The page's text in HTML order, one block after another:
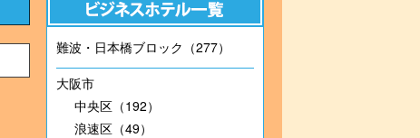
難波・日本橋ブロック（277）
大阪市
中央区（192）
浪速区（49）